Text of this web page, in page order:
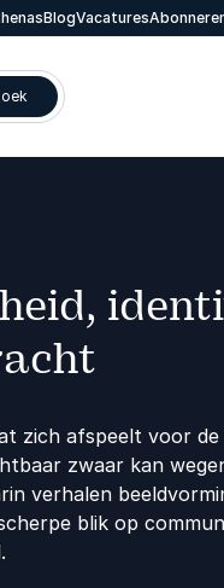
BlogVacatures
zich afspeelt voor
zwaar kan
verhalen
blik op